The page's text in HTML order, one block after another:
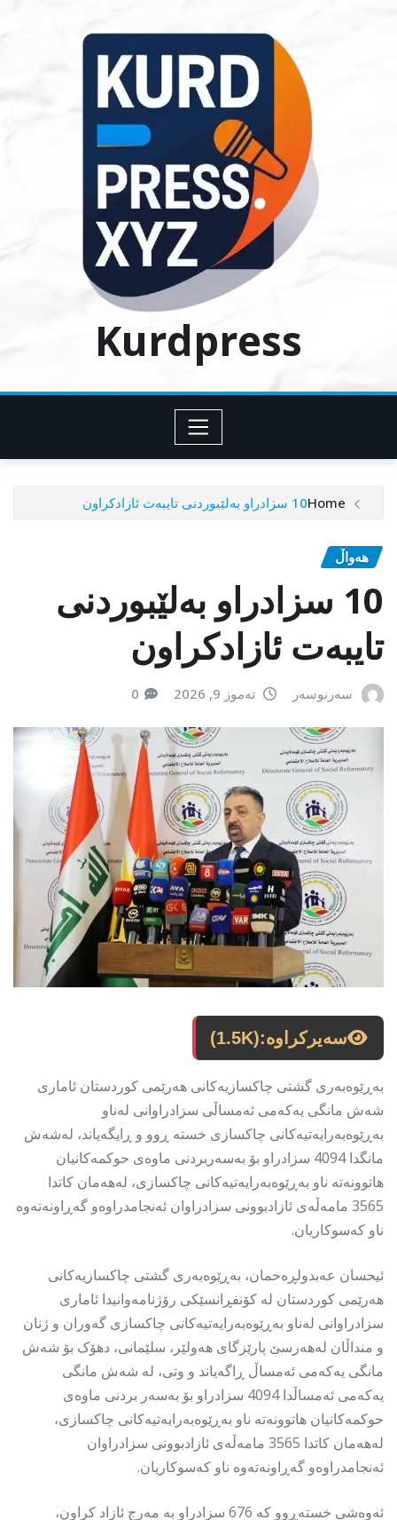
Kurdpress
Home10 سزادراو بەلێبوردنی تایبەت ئازادکراون
هەواڵ
10 سزادراو بەلێبوردنی
تایبەت ئازادکراون
سەرنوسەر تەموز 9, 2026 0
سەیرکراوە:(1.5K)
بەڕێوەبەری گشتی چاکسازیەکانی هەرێمی کوردستان ئاماری
شەش مانگی یەکەمی ئەمساڵی سزادراوانی لەناو
بەڕێوەبەرایەتیەکانی چاکسازی خستە ڕوو و ڕایگەیاند، لەشەش
مانگدا 4094 سزادراو بۆ بەسەربردنی ماوەی حوکمەکانیان
هاتوونەتە ناو بەڕێوەبەرایەتیەکانی چاکسازی، لەهەمان کاتدا
3565 مامەڵەی ئازادبوونی سزادراوان ئەنجامدراوەو گەڕاونەتەوە
ناو کەسوکاریان.
ئیحسان عەبدولڕەحمان، بەڕێوەبەری گشتی چاکسازیەکانی
هەرێمی کوردستان لە کۆنفڕانسێکی رۆژنامەوانیدا ئاماری
سزادراوانی لەناو بەڕێوەبەرایەتیەکانی چاکسازی گەوران و ژنان
و منداڵان لەهەرسێ پارێزگای هەولێر، سلێمانی، دهۆک بۆ شەش
مانگی یەکەمی ئەمساڵ ڕاگەیاند و وتی، لە شەش مانگی
یەکەمی ئەمساڵدا 4094 سزادراو بۆ بەسەر بردنی ماوەی
حوکمەکانیان هاتوونەتە ناو بەڕێوەبەرایەتیەکانی چاکسازی،
لەهەمان کاتدا 3565 مامەڵەی ئازادبوونی سزادراوان
ئەنجامدراوەو گەڕاونەتەوە ناو کەسوکاریان.
ئەوەشی خستەڕوو کە 676 سزادراو بە مەرج ئازاد کراون،